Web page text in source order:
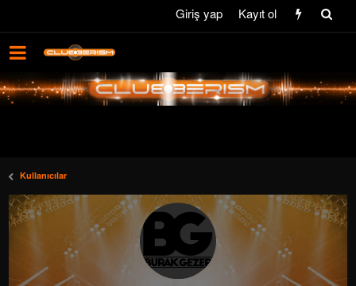
Giriş yap Kayıt ol
Kullanıcılar